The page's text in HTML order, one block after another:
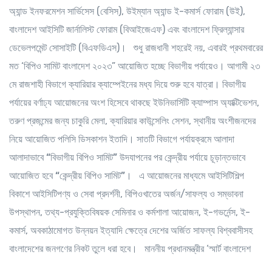
অ্যান্ড ইনফরমেশন সার্ভিসেস (বেসিস), উইম্যান অ্যান্ড ই-কমার্স ফোরাম (উই),
বাংলাদেশ আইসিটি জার্নালিস্ট ফোরাম (বিআইজেএফ) এবং বাংলাদেশ ফ্রিল্যান্সার
ডেভেলপমেন্ট সোসাইটি (বিএফডিএস)। শুধু রাজধানী শহরেই নয়, এবারই প্রথমবারের
মত ‘বিপিও সামিট বাংলাদেশ ২০২৩” আয়োজিত হচ্ছে বিভাগীয় পর্যায়েও। আগামী ২৩
মে রাজশাহী বিভাগে ক্যারিয়ার ক্যাম্পেইনের মধ্য দিয়ে শুরু হবে যাত্রা। বিভাগীয়
পর্যায়ের বর্ণাঢ্য আয়োজনের অংশ হিসেবে থাকছে ইউনিভার্সিটি ক্যাম্পাস অ্যাক্টিভেশন,
তরুণ প্রজন্মের জন্য চাকুরি মেলা, ক্যারিয়ার কাউন্সেলিং সেশন, স্থানীয় অংশীজনদের
নিয়ে আয়োজিত পলিসি ডিসকাশন ইতাদি। সাতটি বিভাগে পর্যায়ক্রমে আলাদা
আলাদাভাবে“বিভাগীয় বিপিও সামিট” উদযাপনের পর কেন্দ্রীয় পর্যায়ে চূড়ান্তভাবে
আয়োজিত হবে“কেন্দ্রীয় বিপিও সামিট” ।
এ আয়োজনের মাধ্যমে আইসিটিশিল্প
বিকাশে আইসিটিপণ্য ও সেবা প্রদর্শনী, বিপিওখাতের অর্জন/সাফল্য ও সম্ভাবনা
উপস্থাপন, তথ্য-প্রযুক্তিবিষয়ক সেমিনার ও কর্মশালা আয়োজন, ই-গভর্নেন্স, ই-
কমার্স, অবকাঠামোগত উন্নয়ন ইত্যাদি ক্ষেত্রে দেশের অর্জিত সাফল্য বিশ্ববাসীসহ
বাংলাদেশের জনগণের নিকট তুলে ধরা হবে। মাননীয় প্রধানমন্ত্রীর ‘স্মার্ট বাংলাদেশ